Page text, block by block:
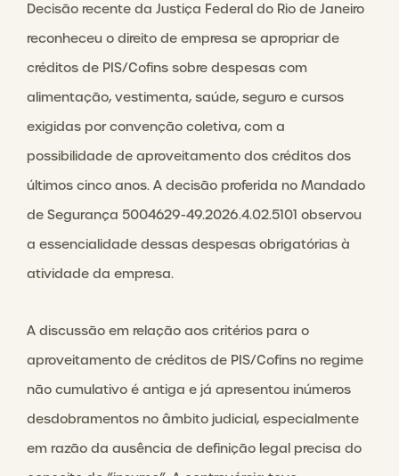
Decisão recente da Justiça Federal do Rio de Janeiro
reconheceu o direito de empresa se apropriar de
créditos de PIS/Cofins sobre despesas com
alimentação, vestimenta, saúde, seguro e cursos
exigidas por convenção coletiva, com a
possibilidade de aproveitamento dos créditos dos
últimos cinco anos. A decisão proferida no Mandado
de Segurança 5004629-49.2026.4.02.5101 observou
a essencialidade dessas despesas obrigatórias à
atividade da empresa.
A discussão em relação aos critérios para o
aproveitamento de créditos de PIS/Cofins no regime
não cumulativo é antiga e já apresentou inúmeros
desdobramentos no âmbito judicial, especialmente
em razão da ausência de definição legal precisa do